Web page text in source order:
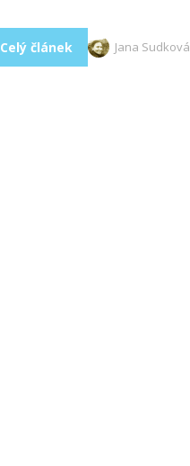
Celý článek Jana Sudková